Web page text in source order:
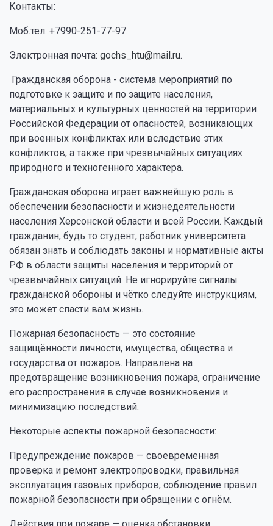
Контакты:
Моб.тел. +7990-251-77-97.
Электронная почта: gochs_htu@mail.ru.
Гражданская оборона - система мероприятий по
подготовке к защите и по защите населения,
материальных и культурных ценностей на территории
Российской Федерации от опасностей, возникающих
при военных конфликтах или вследствие этих
конфликтов, а также при чрезвычайных ситуациях
природного и техногенного характера.
Гражданская оборона играет важнейшую роль в
обеспечении безопасности и жизнедеятельности
населения Херсонской области и всей России. Каждый
гражданин, будь то студент, работник университета
обязан знать и соблюдать законы и нормативные акты
РФ в области защиты населения и территорий от
чрезвычайных ситуаций. Не игнорируйте сигналы
гражданской обороны и чётко следуйте инструкциям,
это может спасти вам жизнь.
Пожарная безопасность — это состояние
защищённости личности, имущества, общества и
государства от пожаров. Направлена на
предотвращение возникновения пожара, ограничение
его распространения в случае возникновения и
минимизацию последствий.
Некоторые аспекты пожарной безопасности:
Предупреждение пожаров — своевременная
проверка и ремонт электропроводки, правильная
эксплуатация газовых приборов, соблюдение правил
пожарной безопасности при обращении с огнём.